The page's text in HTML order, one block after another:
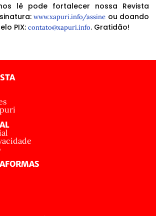
lê pode fortalecer nossa Revista
www.xapuri.info/assine ou doando
PIX: contato@xapuri.info. Gratidão!